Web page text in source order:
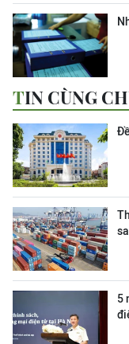
TIN CÙNG
5